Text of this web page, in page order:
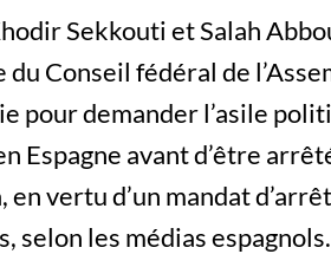
Sekkouti et Salah
Conseil fédéral de
pour demander l’asile
Espagne avant d’être
vertu d’un mandat
selon les médias espagnols.